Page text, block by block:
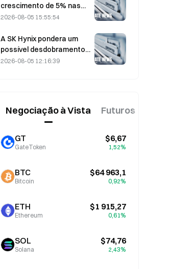
crescimento de 5% nas
vendas, impulsionado pelo
Campeonato do Mundo
em junho e julho.
2026-08-05 15:55:54
A SK Hynix pondera um
possível desdobramento
de ações à medida que o
2026-08-05 12:16:39
Negociação à Vista Futuros
GT
GateToken
$6,67
1,52%
BTC
Bitcoin
$64 963,1
0,92%
ETH
Ethereum
$1 915,27
0,61%
SOL
Solana
$74,76
2,43%